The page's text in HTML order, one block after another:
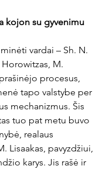
kojon su gyvenimu
vardai – Sh. N.
Horowitzas, M.
procesus,
tapo valstybe per
mechanizmus. Šis
tuo pat metu buvo
realaus
Lisaakas, pavyzdžiui,
karys. Jis rašė ir